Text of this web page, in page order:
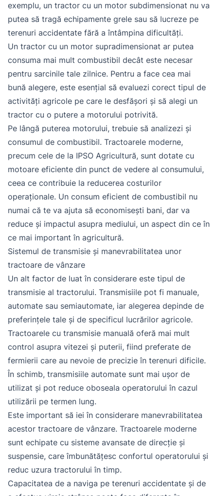
exemplu, un tractor cu un motor subdimensionat nu va
putea să tragă echipamente grele sau să lucreze pe
terenuri accidentate fără a întâmpina dificultăți.
Un tractor cu un motor supradimensionat ar putea
consuma mai mult combustibil decât este necesar
pentru sarcinile tale zilnice. Pentru a face cea mai
bună alegere, este esențial să evaluezi corect tipul de
activități agricole pe care le desfășori și să alegi un
tractor cu o putere a motorului potrivită.
Pe lângă puterea motorului, trebuie să analizezi și
consumul de combustibil. Tractoarele moderne,
precum cele de la IPSO Agricultură, sunt dotate cu
motoare eficiente din punct de vedere al consumului,
ceea ce contribuie la reducerea costurilor
operaționale. Un consum eficient de combustibil nu
numai că te va ajuta să economisești bani, dar va
reduce și impactul asupra mediului, un aspect din ce în
ce mai important în agricultură.
Sistemul de transmisie și manevrabilitatea unor
tractoare de vânzare
Un alt factor de luat în considerare este tipul de
transmisie al tractorului. Transmisiile pot fi manuale,
automate sau semiautomate, iar alegerea depinde de
preferințele tale și de specificul lucrărilor agricole.
Tractoarele cu transmisie manuală oferă mai mult
control asupra vitezei și puterii, fiind preferate de
fermierii care au nevoie de precizie în terenuri dificile.
În schimb, transmisiile automate sunt mai ușor de
utilizat și pot reduce oboseala operatorului în cazul
utilizării pe termen lung.
Este important să iei în considerare manevrabilitatea
acestor tractoare de vânzare. Tractoarele moderne
sunt echipate cu sisteme avansate de direcție și
suspensie, care îmbunătățesc confortul operatorului și
reduc uzura tractorului în timp.
Capacitatea de a naviga pe terenuri accidentate și de